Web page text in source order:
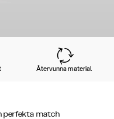
Återvunna material
perfekta match